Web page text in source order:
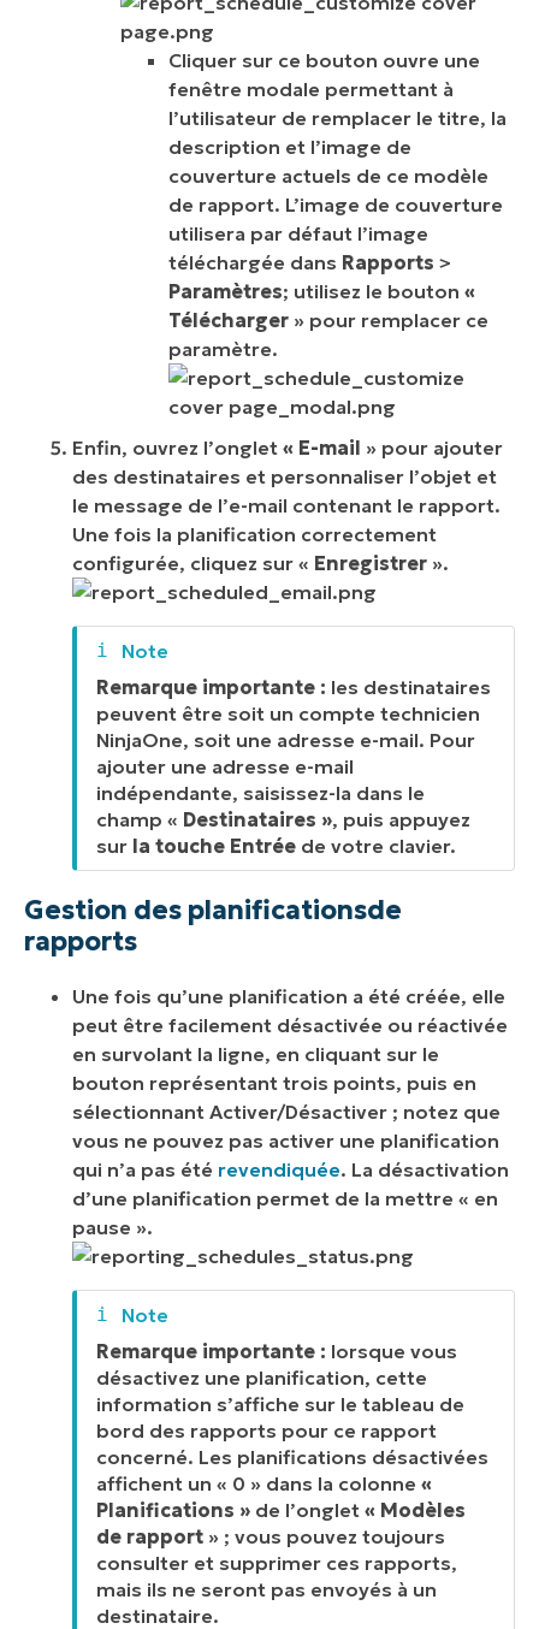
Cliquer sur ce bouton ouvre une
fenêtre modale permettant à
l’utilisateur de remplacer le titre, la
description et l’image de
couverture actuels de ce modèle
de rapport. L’image de couverture
utilisera par défaut l’image
téléchargée dans Rapports >
Paramètres; utilisez le bouton «
Télécharger » pour remplacer ce
paramètre.
Enfin, ouvrez l’onglet « E-mail » pour ajouter
des destinataires et personnaliser l’objet et
le message de l’e-mail contenant le rapport.
Une fois la planification correctement
configurée, cliquez sur « Enregistrer ».
Remarque importante : les destinataires
peuvent être soit un compte technicien
NinjaOne, soit une adresse e-mail. Pour
ajouter une adresse e-mail
indépendante, saisissez-la dans le
champ « Destinataires », puis appuyez
sur la touche Entrée de votre clavier.
Gestion des planificationsde
rapports
Une fois qu’une planification a été créée, elle
peut être facilement désactivée ou réactivée
en survolant la ligne, en cliquant sur le
bouton représentant trois points, puis en
sélectionnant Activer/Désactiver ; notez que
vous ne pouvez pas activer une planification
qui n’a pas été revendiquée. La désactivation
d’une planification permet de la mettre « en
pause ».
Remarque importante : lorsque vous
désactivez une planification, cette
information s’affiche sur le tableau de
bord des rapports pour ce rapport
concerné. Les planifications désactivées
affichent un « 0 » dans la colonne «
Planifications » de l’onglet « Modèles
de rapport » ; vous pouvez toujours
consulter et supprimer ces rapports,
mais ils ne seront pas envoyés à un
destinataire.